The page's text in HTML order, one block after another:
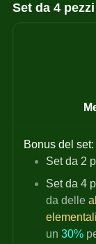
Set da 4 pezzi
Bonus del set:
Set da 2
Set da 4
da delle
elementali
un 30%